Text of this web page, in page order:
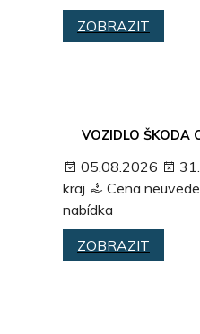
ZOBRAZIT
VOZIDLO ŠKODA
05.08.2026
kraj
Cena
nabídka
ZOBRAZIT